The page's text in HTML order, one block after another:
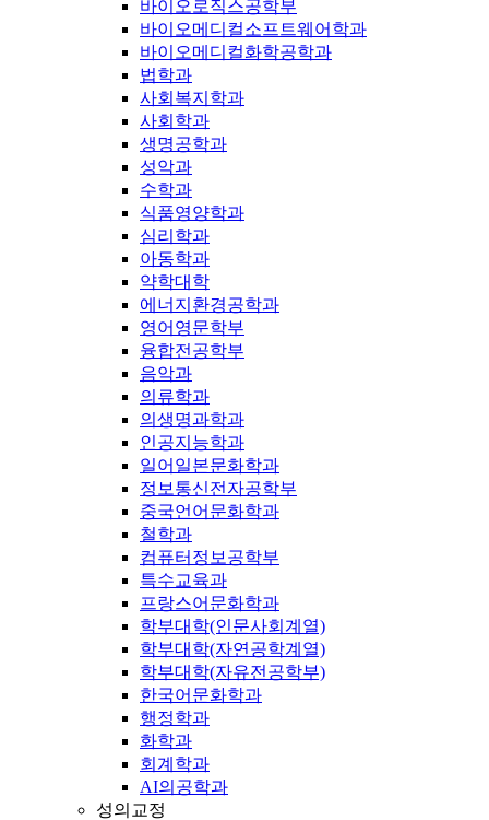
바이오로직스공학부
바이오메디컬소프트웨어학과
바이오메디컬화학공학과
법학과
사회복지학과
사회학과
생명공학과
성악과
수학과
식품영양학과
심리학과
아동학과
약학대학
에너지환경공학과
영어영문학부
융합전공학부
음악과
의류학과
의생명과학과
인공지능학과
일어일본문화학과
정보통신전자공학부
중국언어문화학과
철학과
컴퓨터정보공학부
특수교육과
프랑스어문화학과
학부대학(인문사회계열)
학부대학(자연공학계열)
학부대학(자유전공학부)
한국어문화학과
행정학과
화학과
회계학과
AI의공학과
성의교정